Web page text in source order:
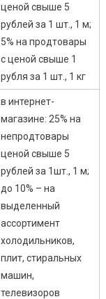
ценой свыше 5
рублей за 1 шт., 1 м;
5% на продтовары
с ценой свыше 1
рубля за 1 шт., 1 кг
в интернет-
магазине: 25% на
непродтовары
ценой свыше 5
рублей за 1шт., 1 м;
до 10% – на
выделенный
ассортимент
холодильников,
плит, стиральных
машин,
телевизоров